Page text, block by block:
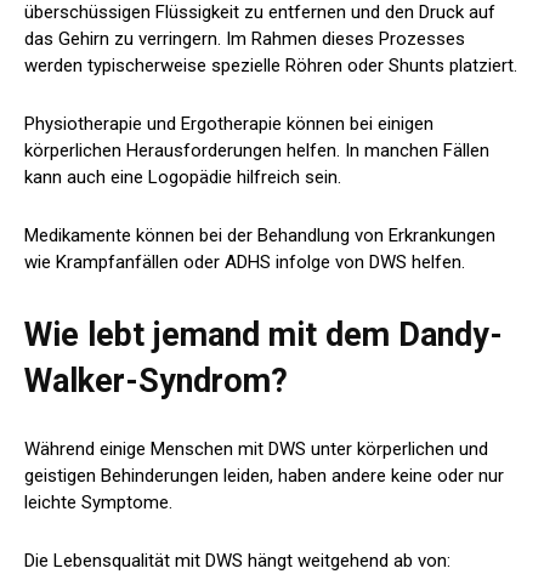
überschüssigen Flüssigkeit zu entfernen und den Druck auf
das Gehirn zu verringern. Im Rahmen dieses Prozesses
werden typischerweise spezielle Röhren oder Shunts platziert.
Physiotherapie und Ergotherapie können bei einigen
körperlichen Herausforderungen helfen. In manchen Fällen
kann auch eine Logopädie hilfreich sein.
Medikamente können bei der Behandlung von Erkrankungen
wie Krampfanfällen oder ADHS infolge von DWS helfen.
Wie lebt jemand mit dem Dandy-
Walker-Syndrom?
Während einige Menschen mit DWS unter körperlichen und
geistigen Behinderungen leiden, haben andere keine oder nur
leichte Symptome.
Die Lebensqualität mit DWS hängt weitgehend ab von: